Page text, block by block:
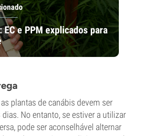
EC e PPM explicados para
plantas de canábis devem ser
dias. No entanto, se estiver a utilizar
pode ser aconselhável alternar